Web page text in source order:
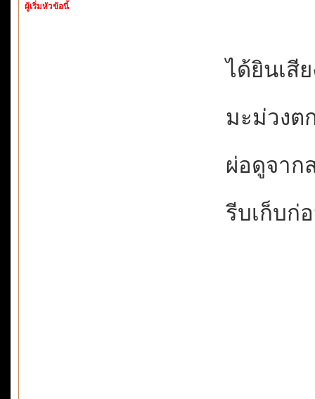
ผู้เริ่มหัวข้อนี้
ได้ยินเสี
มะม่วงต
ผ่อดูจาก
รีบเก็บก่